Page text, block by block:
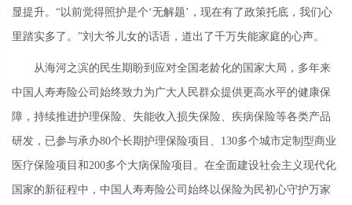
显提升。“以前觉得照护是个‘无解题’，现在有了政策托底，我们心
里踏实多了。”刘大爷儿女的话语，道出了千万失能家庭的心声。
从海河之滨的民生期盼到应对全国老龄化的国家大局，多年来
中国人寿寿险公司始终致力为广大人民群众提供更高水平的健康保
障，持续推进护理保险、失能收入损失保险、疾病保险等各类产品
研发，已参与承办80个长期护理保险项目、130多个城市定制型商业
医疗保险项目和200多个大病保险项目。在全面建设社会主义现代化
国家的新征程中，中国人寿寿险公司始终以保险为民初心守护万家